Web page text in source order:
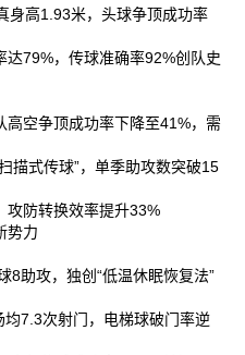
身高1.93米，头球争顶成功率
79%，传球准确率92%创队史
高空争顶成功率下降至41%，需
描式传球”，单季助攻数突破15
攻防转换效率提升33%‌
势力
8助攻，独创“低温休眠恢复法”
7.3次射门，电梯球破门率逆